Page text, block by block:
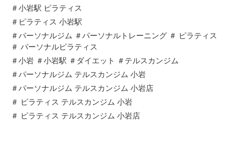
＃小岩駅 ピラティス
＃ピラティス 小岩駅
＃パーソナルジム ＃パーソナルトレーニング ＃ ピラティス
＃ パーソナルピラティス
＃小岩 ＃小岩駅 ＃ダイエット ＃テルスカンジム
＃パーソナルジム テルスカンジム 小岩
＃パーソナルジム テルスカンジム 小岩店
＃ ピラティス テルスカンジム 小岩
＃ ピラティス テルスカンジム 小岩店